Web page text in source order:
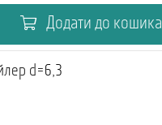
Додати до кошика
d=6,3